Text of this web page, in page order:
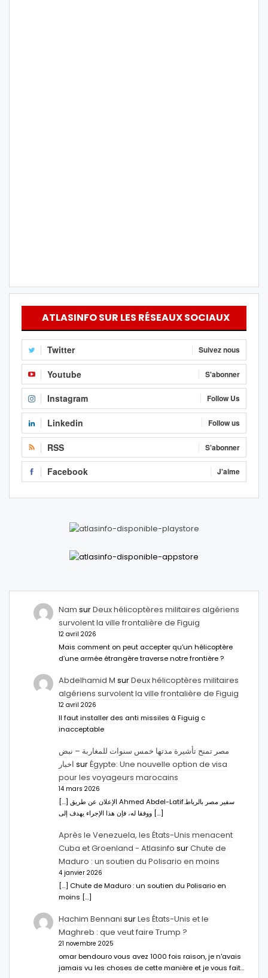
ATLASINFO SUR LES RÉSEAUX SOCIAUX
Twitter Suivez nous
Youtube S'abonner
Instagram Follow Us
Linkedin Follow us
RSS S'abonner
Facebook J'aime
Nam surDeux hélicoptères militaires algériens
survolent la ville frontalière de Figuig
12 avril 2026
Mais comment on peut accepter qu’un hélicoptère
d’une armée étrangère traverse notre frontière ?
Abdelhamid M surDeux hélicoptères militaires
algériens survolent la ville frontalière de Figuig
12 avril 2026
Il faut installer des anti missiles à Figuig c
inacceptable
مصر تمنح تأشيرة مدتها خمس سنوات للمغاربة – نبض
اخبار surÉgypte: Une nouvelle option de visa
pour les voyageurs marocains
14 mars 2026
[…] الإعلان عن طريق Ahmed Abdel-Latifسفير مصر بالرباط.
ووفقا له، فإن هذا الإجراء يهدف إلى […]
Après le Venezuela, les États-Unis menacent
Cuba et Groenland - Atlasinfo surChute de
Maduro : un soutien du Polisario en moins
4 janvier 2026
[…] Chute de Maduro : un soutien du Polisario en
moins […]
Hachim Bennani surLes États-Unis et le
Maghreb : que veut faire Trump ?
21 novembre 2025
omar bendouro vous avez 1000 fois raison, je n'avais
jamais vu les choses de cette manière et je vous fait…